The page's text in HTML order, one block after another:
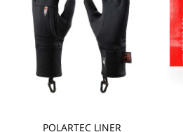
POLARTEC LINER